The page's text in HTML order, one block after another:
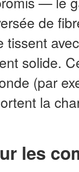
de
tissent
solide.
(par
la
les